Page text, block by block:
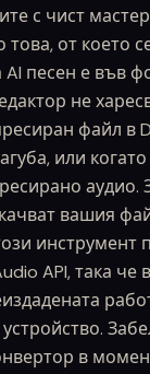
с чист
това, от което
AI песен е във
не
файл в
или
аудио.
вашия
инструмент
API, така
в